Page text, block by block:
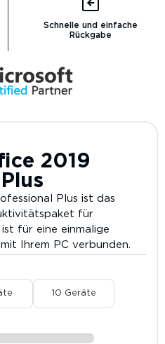
Schnelle und einfache
Rückgabe
2019
Plus ist das
für
für eine einmalige
Ihrem PC verbunden.
10 Geräte